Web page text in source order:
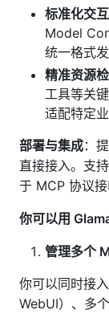
标准化交
Model
统一格式
精准资源
工具等关
适配特定
部署与集成：
直接接入。支
于 MCP 协议接
你可以用
管理多个
你可以同时接
WebUI）、多